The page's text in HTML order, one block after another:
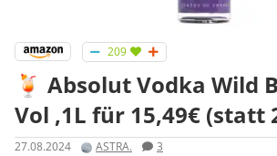
209
🍹 Absolut Vodka Wild
Vol ,1L für 15,49€ (statt
27.08.2024 ASTRA. 3